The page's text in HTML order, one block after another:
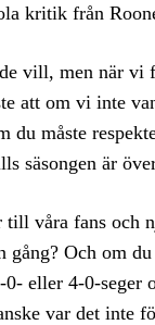
kritik från
vill, men när
att om vi inte
du måste
säsongen är
till våra fans
gång? Och om
eller 4-0-seger
var det inte